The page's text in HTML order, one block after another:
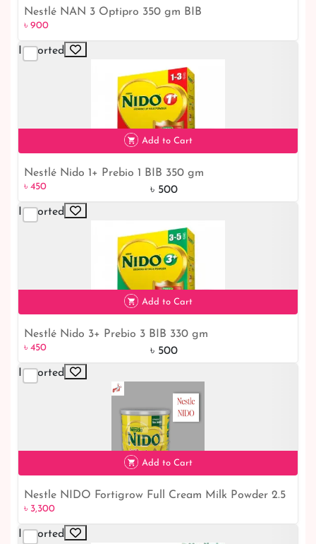
৳ 900
Nestlé NAN 3 Optipro 350 gm BIB
৳ 900
Imported
৳ 450 10% off
Add to Cart
Nestlé Nido 1+ Prebio 1 BIB 350 gm
৳ 450
৳ 500
Imported
৳ 450 10% off
Add to Cart
Nestlé Nido 3+ Prebio 3 BIB 330 gm
৳ 450
৳ 500
Imported
Add to Cart
Nestle NIDO Fortigrow Full Cream Milk Powder 2.5
Kg TIN
৳ 3,300
Imported